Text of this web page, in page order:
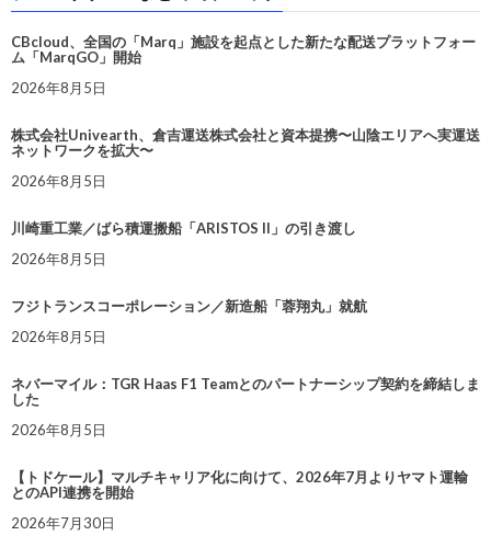
CBcloud、全国の「Marq」施設を起点とした新たな配送プラットフォー
ム「MarqGO」開始
2026年8月5日
株式会社Univearth、倉吉運送株式会社と資本提携〜山陰エリアへ実運送
ネットワークを拡大〜
2026年8月5日
川崎重工業／ばら積運搬船「ARISTOS II」の引き渡し
2026年8月5日
フジトランスコーポレーション／新造船「蓉翔丸」就航
2026年8月5日
ネバーマイル：TGR Haas F1 Teamとのパートナーシップ契約を締結しま
した
2026年8月5日
【トドケール】マルチキャリア化に向けて、2026年7月よりヤマト運輸
とのAPI連携を開始
2026年7月30日